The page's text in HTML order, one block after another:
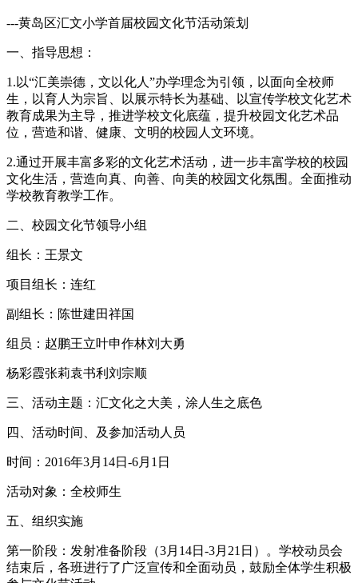
---黄岛区汇文小学首届校园文化节活动策划
一、指导思想：
1.以“汇美崇德，文以化人”办学理念为引领，以面向全校师
生，以育人为宗旨、以展示特长为基础、以宣传学校文化艺术
教育成果为主导，推进学校文化底蕴，提升校园文化艺术品
位，营造和谐、健康、文明的校园人文环境。
2.通过开展丰富多彩的文化艺术活动，进一步丰富学校的校园
文化生活，营造向真、向善、向美的校园文化氛围。全面推动
学校教育教学工作。
二、校园文化节领导小组
组长：王景文
项目组长：连红
副组长：陈世建田祥国
组员：赵鹏王立叶申作林刘大勇
杨彩霞张莉袁书利刘宗顺
三、活动主题：汇文化之大美，涂人生之底色
四、活动时间、及参加活动人员
时间：2016年3月14日-6月1日
活动对象：全校师生
五、组织实施
第一阶段：发射准备阶段（3月14日-3月21日）。学校动员会
结束后，各班进行了广泛宣传和全面动员，鼓励全体学生积极